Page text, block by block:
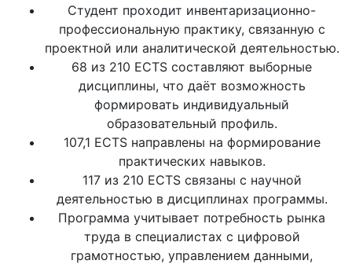
Студент проходит инвентаризационно-
профессиональную практику, связанную с
проектной или аналитической деятельностью.
68 из 210 ECTS составляют выборные
дисциплины, что даёт возможность
формировать индивидуальный
образовательный профиль.
107,1 ECTS направлены на формирование
практических навыков.
117 из 210 ECTS связаны с научной
деятельностью в дисциплинах программы.
Программа учитывает потребность рынка
труда в специалистах с цифровой
грамотностью, управлением данными,